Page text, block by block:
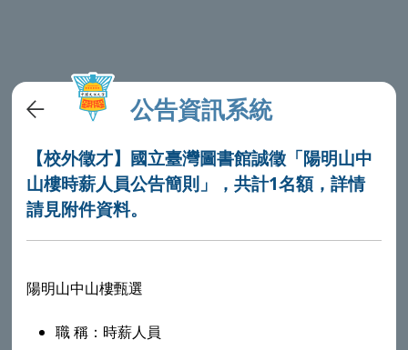
公告資訊系統
【校外徵才】國立臺灣圖書館誠徵「陽明山中
山樓時薪人員公告簡則」，共計1名額，詳情
請見附件資料。
陽明山中山樓甄選
職 稱：時薪人員